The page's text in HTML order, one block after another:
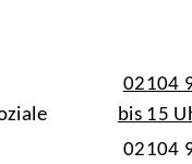
02104
bis 15
02104